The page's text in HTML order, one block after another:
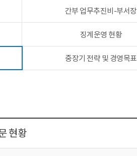
간부 업무추진비-부서장
징계운영 현황
중장기 전략 및 경영목표
현황